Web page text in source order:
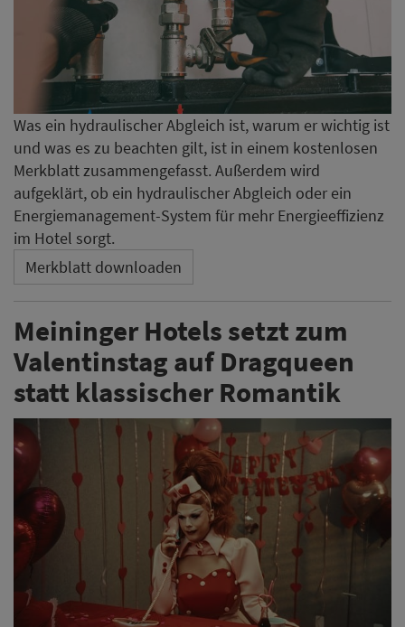
Was ein hydraulischer Abgleich ist, warum er wichtig ist
und was es zu beachten gilt, ist in einem kostenlosen
Merkblatt zusammengefasst. Außerdem wird
aufgeklärt, ob ein hydraulischer Abgleich oder ein
Energiemanagement-System für mehr Energieeffizienz
im Hotel sorgt.
Merkblatt downloaden
Meininger Hotels setzt zum
Valentinstag auf Dragqueen
statt klassischer Romantik